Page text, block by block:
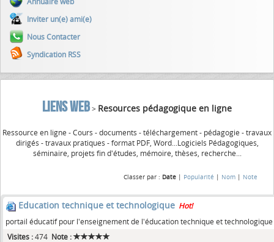
Inviter un(e) ami(e)
Nous Contacter
Syndication RSS
LIENS WEB> Resources pédagogique en ligne
Ressource en ligne - Cours - documents - téléchargement - pédagogie - travaux
dirigés - travaux pratiques - format PDF, Word...Logiciels Pédagogiques,
séminaire, projets fin d'études, mémoire, thèses, recherche...
Classer par : Date| Popularité | Nom| Note
Education technique et technologique Hot!
portail éducatif pour l'enseignement de l'éducation technique et technologique
Visites :474 Note :